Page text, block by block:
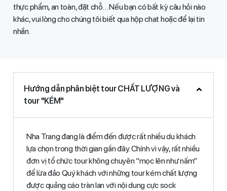
thực phẩm, an toàn, đặt chỗ… Nếu bạn có bất kỳ câu hỏi nào
khác, vui lòng cho chúng tôi biết qua hộp chat hoặc để lại tin
nhắn.​
Hướng dẫn phân biệt tour CHẤT LƯỢNG và
tour "KÉM"
Nha Trang đang là điểm đến được rất nhiều du khách
lựa chọn trong thời gian gần đây. Chính vì vậy, rất nhiều
đơn vị tổ chức tour không chuyên “mọc lên như nấm”
để lừa đảo Quý khách với những tour kém chất lượng
được quảng cáo tràn lan với nội dung cực sock